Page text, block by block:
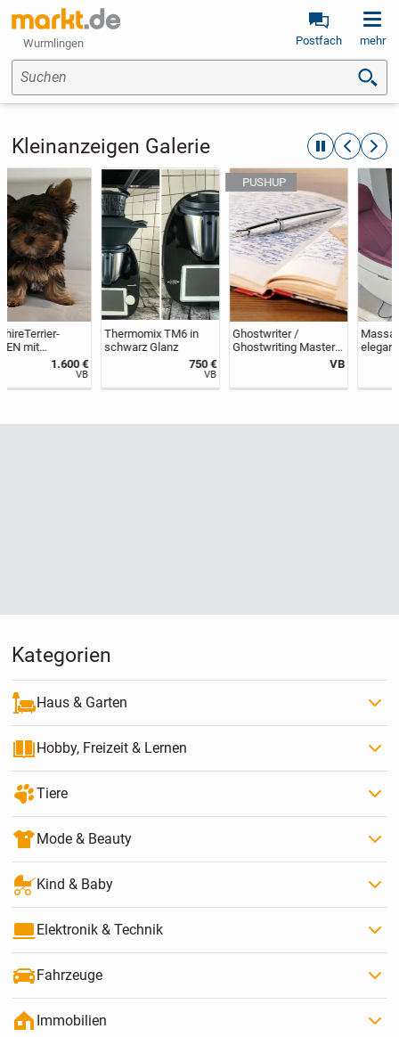
Wurmlingen Postfach mehr
Suchen
Kleinanzeigen Galerie automatische
Thermomix TM6 in
schwarz Glanz
Ghostwriter /
Ghostwriting Master
– Bachelor...
Massagesessel in
eleganter, moderner
Form, neuwertig, da
Serienrippenbruch für
Kategorien
Haus & Garten
Hobby, Freizeit & Lernen
Tiere
Mode & Beauty
Kind & Baby
Elektronik & Technik
Fahrzeuge
Immobilien